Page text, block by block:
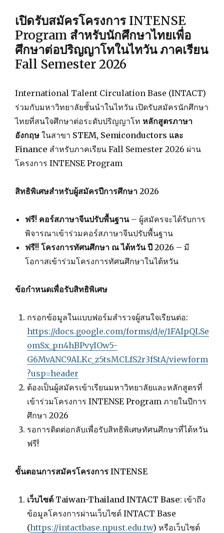
เปิดรับสมัครโครงการ INTENSE
Program สำหรับนักศึกษาไทยเพื่อ
ศึกษาต่อปริญญาโทในไทวัน ภาคเรียน
Fall Semester 2026
International Talent Circulation Base (INTACT)
ร่วมกับมหาวิทยาลัยชั้นนำในไทวัน เปิดรับสมัครนักศึกษา
ไทยที่สนใจศึกษาต่อระดับปริญญาโท หลักสูตรภาษา
อังกฤษ ในสาขา STEM, Semiconductors และ
Finance สำหรับภาคเรียน Fall Semester 2026 ผ่าน
โครงการ INTENSE Program
สิทธิพิเศษสำหรับผู้สมัครปีการศึกษา 2026
ฟรี! คอร์สภาษาจีนปรับพื้นฐาน– ผู้สมัครจะได้รับการ
พิจารณาเข้าร่วมคอร์สภาษาจีนปรับพื้นฐาน
ฟรี!! โครงการทัศนศึกษา ณ ไต้หวัน ปี 2026 – มี
โอกาสเข้าร่วมโครงการทัศนศึกษาในไต้หวัน
ข้อกำหนดเพื่อรับสิทธิพิเศษ
กรอกข้อมูลในแบบฟอร์มสำรวจผู้สนใจเรียนต่อ:
https://docs.google.com/forms/d/e/1FAIpQLSe
omSx_pn4hBPvyIOw5-
G6MvANC9ALKc_z5tsMCLfS2r3fStA/viewform
?usp=header
ต้องเป็นผู้สมัครเข้าเรียนมหาวิทยาลัยและหลักสูตรที่
เข้าร่วมโครงการ INTENSE Program ภายในปีการ
ศึกษา 2026
รอการติดต่อกลับเพื่อรับสิทธิพิเศษทัศนศึกษาที่ไต้หวัน
ฟรี!
ขั้นตอนการสมัครโครงการ INTENSE
เว็บไซต์ Taiwan-Thailand INTACT Base: เข้าถึง
ข้อมูลโครงการผ่านเว็บไซต์ INTACT Base
(https://intactbase.npust.edu.tw) หรือเว็บไซต์